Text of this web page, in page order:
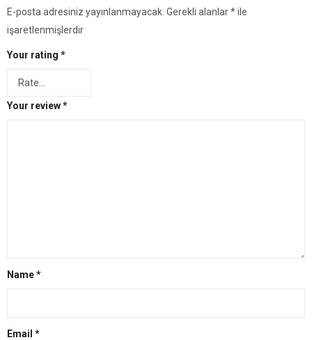
E-posta adresiniz yayınlanmayacak. Gerekli alanlar*ile
işaretlenmişlerdir
Your rating *
Your review*
Name*
Email *